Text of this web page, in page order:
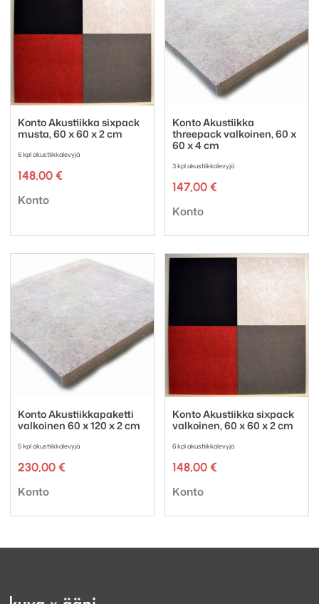
Konto Akustiikka sixpack
musta, 60 x 60 x 2 cm
6 kpl akustiikkalevyjä
148,00 €
Tuotemerkki:
Konto
Konto Akustiikka
threepack valkoinen, 60 x
60 x 4 cm
3 kpl akustiikkalevyjä
147,00 €
Tuotemerkki:
Konto
Konto Akustiikkapaketti
valkoinen 60 x 120 x 2 cm
5 kpl akustiikkalevyjä
230,00 €
Tuotemerkki:
Konto
Konto Akustiikka sixpack
valkoinen, 60 x 60 x 2 cm
6 kpl akustiikkalevyjä
148,00 €
Tuotemerkki:
Konto